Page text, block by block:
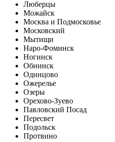
Люберцы
Можайск
Москва и Подмосковье
Московский
Мытищи
Наро-Фоминск
Ногинск
Обнинск
Одинцово
Ожерелье
Озеры
Орехово-Зуево
Павловский Посад
Пересвет
Подольск
Протвино